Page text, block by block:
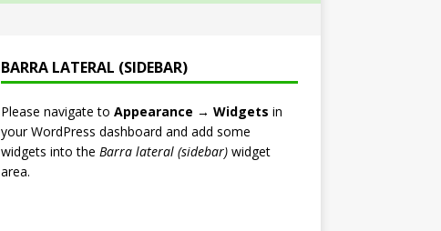
BARRA LATERAL (SIDEBAR)
Please navigate to Appearance → Widgets in
your WordPress dashboard and add some
widgets into the Barra lateral (sidebar)widget
area.